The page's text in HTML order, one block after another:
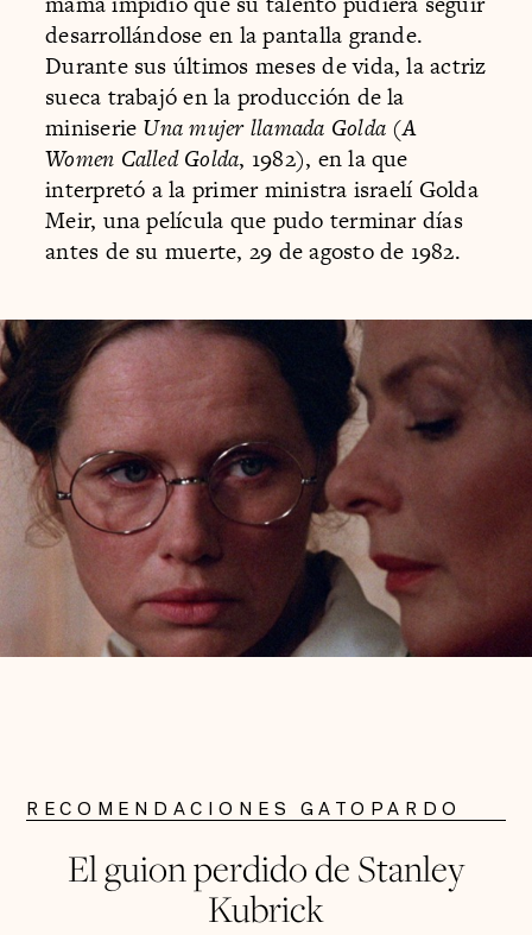
desarrollándose en la pantalla grande.
Durante sus últimos meses de vida, la actriz
sueca trabajó en la producción de la
miniserie Una mujer llamada Golda (A
Women Called Golda, 1982), en la que
interpretó a la primer ministra israelí Golda
Meir, una película que pudo terminar días
antes de su muerte, 29 de agosto de 1982.
RECOMENDACIONES GATOPARDO
El guion perdido de Stanley
Kubrick